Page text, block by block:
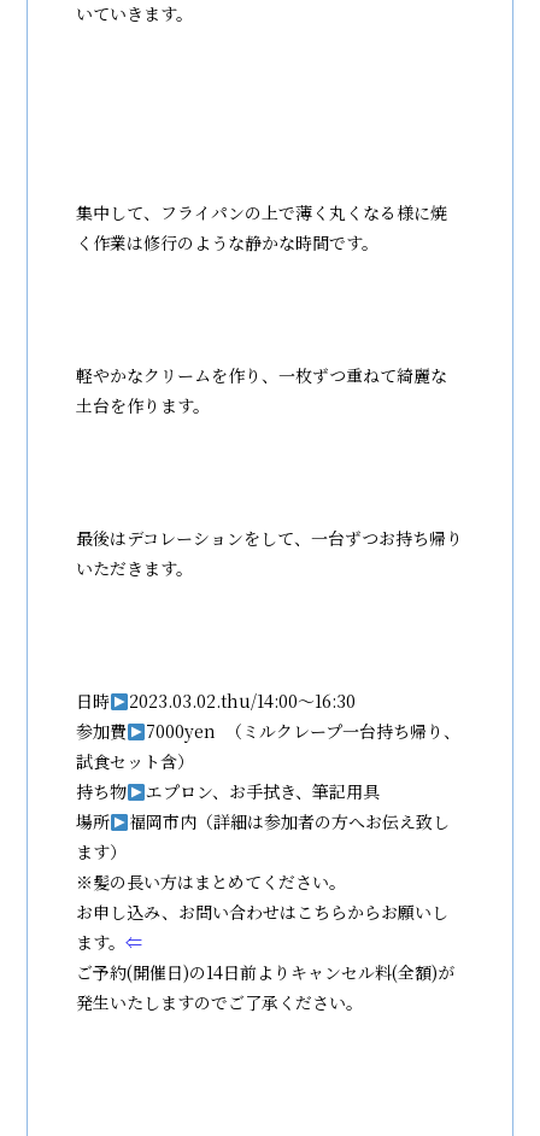
いていきます。
集中して、フライパンの上で薄く丸くなる様に焼
く作業は修行のような静かな時間です。
軽やかなクリームを作り、一枚ずつ重ねて綺麗な
土台を作ります。
最後はデコレーションをして、一台ずつお持ち帰り
いただきます。
日時
2023.03.02.thu/14:00〜16:30
参加費
7000yen （ミルクレープ一台持ち帰り、
試食セット含）
持ち物
エプロン、お手拭き、筆記用具
場所
福岡市内（詳細は参加者の方へお伝え致し
ます）
※髪の長い方はまとめてください。
お申し込み、お問い合わせはこちらからお願いし
ます。⇐
ご予約(開催日)の14日前よりキャンセル料(全額)が
発生いたしますのでご了承ください。